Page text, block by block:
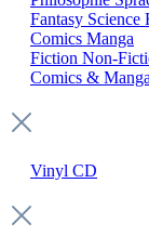
Fantasy Science
Comics Manga
Fiction Non-
Comics & Manga
Vinyl CD